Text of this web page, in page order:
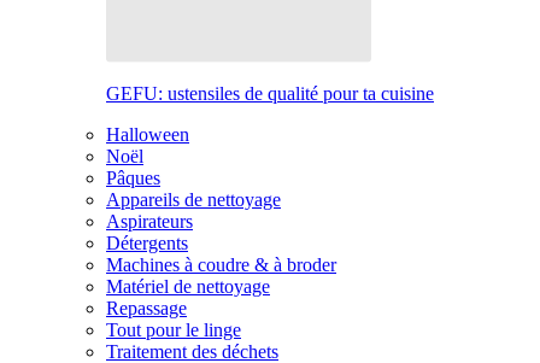
GEFU: ustensiles de qualité pour ta cuisine
Halloween
Noël
Pâques
Appareils de nettoyage
Aspirateurs
Détergents
Machines à coudre & à broder
Matériel de nettoyage
Repassage
Tout pour le linge
Traitement des déchets